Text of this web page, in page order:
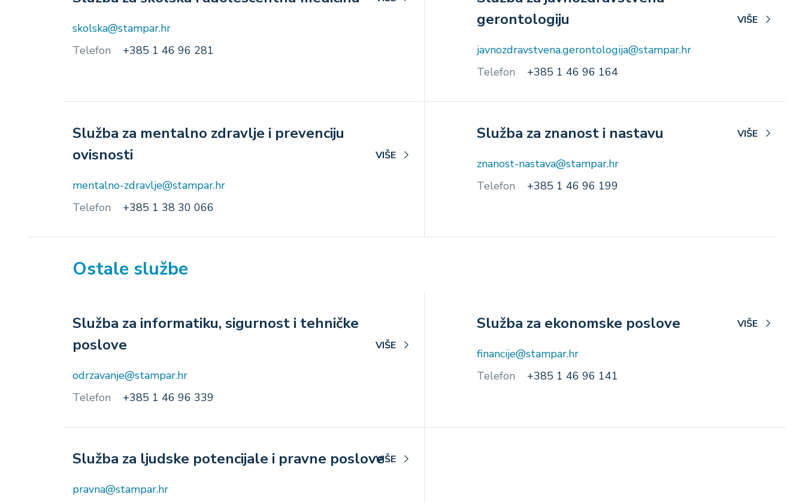
skolska@stampar.hr
Telefon
+385 1 46 96 281
gerontologiju
VIŠE
javnozdravstvena.gerontologija@stampar.hr
Telefon
+385 1 46 96 164
Služba za mentalno zdravlje i prevenciju
ovisnosti
VIŠE
mentalno-zdravlje@stampar.hr
Telefon
+385 1 38 30 066
Služba za znanost i nastavu VIŠE
znanost-nastava@stampar.hr
Telefon
+385 1 46 96 199
Ostale službe
Služba za informatiku, sigurnost i tehničke
poslove
VIŠE
odrzavanje@stampar.hr
Telefon
+385 1 46 96 339
Služba za ekonomske poslove VIŠE
financije@stampar.hr
Telefon
+385 1 46 96 141
Služba za ljudske potencijale i pravne posloveVIŠE
pravna@stampar.hr